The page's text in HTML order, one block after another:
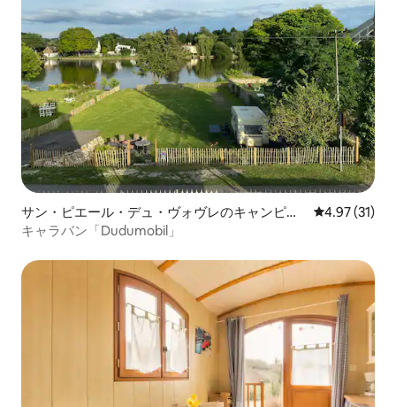
サン・ピエール・デュ・ヴォヴレのキャンピン
グカー・RV
レビュー31
4.97 (31)
キャラバン「Dudumobil」